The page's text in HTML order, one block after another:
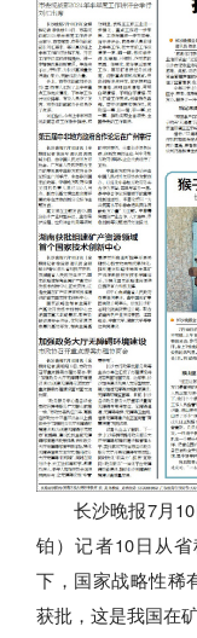
长沙晚报7月10
铂）记者10日从
下，国家战略性稀
获批，这是我国在